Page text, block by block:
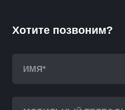
Хотите позвоним?